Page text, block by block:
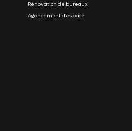
Rénovation de bureaux
Agencement d’espace